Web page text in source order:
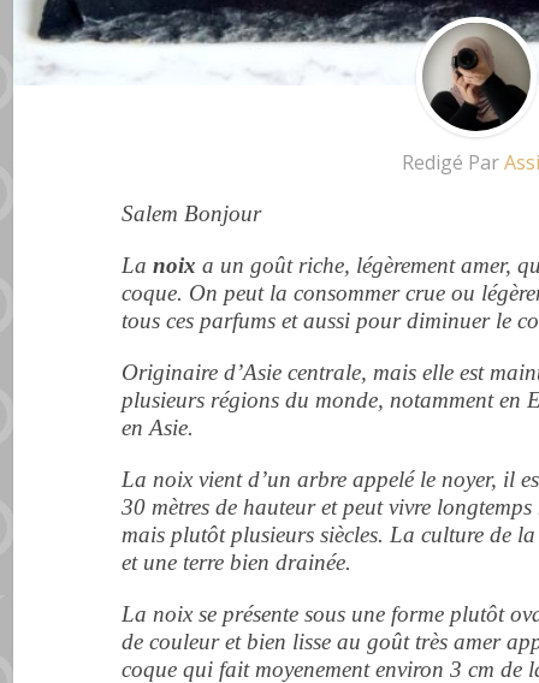
Redigé Par
Salem Bonjour
Lanoix a un goût riche, légèrement amer,
coque. On peut la consommer crue ou
tous ces parfums et aussi pour diminuer le
Originaire d’Asie centrale, mais elle est
plusieurs régions du monde, notamment en
en Asie.
La noix vient d’un arbre appelé le noyer, il
30 mètres de hauteur et peut vivre
mais plutôt plusieurs siècles. La culture de
et une terre bien drainée.
La noix se présente sous une forme plutôt
de couleur et bien lisse au goût très amer
coque qui fait moyenement environ 3 cm de